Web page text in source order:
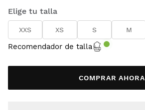
Elige tu talla
XXS XS S M
Recomendador de talla
COMPRAR AHORA